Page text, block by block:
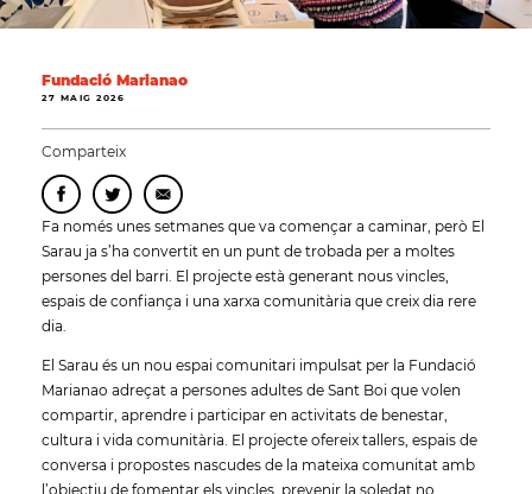
Fundació Marianao
27 MAIG 2026
Comparteix
Fa només unes setmanes que va començar a caminar, però El
Sarau ja s’ha convertit en un punt de trobada per a moltes
persones del barri. El projecte està generant nous vincles,
espais de confiança i una xarxa comunitària que creix dia rere
dia.
El Sarau és un nou espai comunitari impulsat per la Fundació
Marianao adreçat a persones adultes de Sant Boi que volen
compartir, aprendre i participar en activitats de benestar,
cultura i vida comunitària. El projecte ofereix tallers, espais de
conversa i propostes nascudes de la mateixa comunitat amb
l’objectiu de fomentar els vincles, prevenir la soledat no